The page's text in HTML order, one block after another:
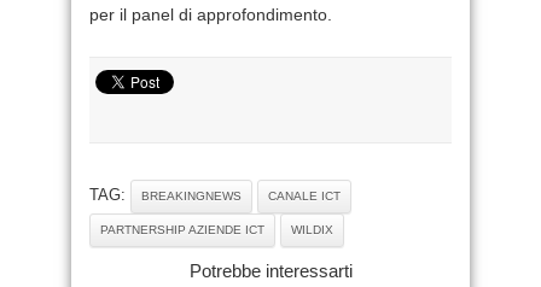
per il panel di approfondimento.
TAG: BREAKINGNEWS CANALE ICT
PARTNERSHIP AZIENDE ICT WILDIX
Potrebbe interessarti